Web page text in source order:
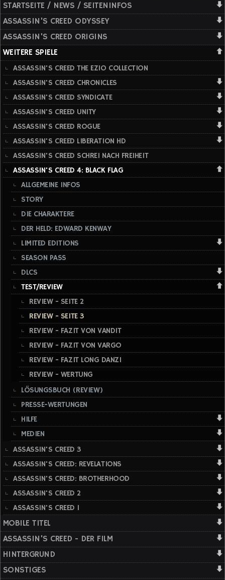
STARTSEITE / NEWS / SEITENINFOS
ASSASSIN'S CREED ODYSSEY
ASSASSIN'S CREED ORIGINS
WEITERE SPIELE
ASSASSIN'S CREED THE EZIO COLLECTION
ASSASSIN'S CREED CHRONICLES
ASSASSIN'S CREED SYNDICATE
ASSASSIN'S CREED UNITY
ASSASSIN'S CREED ROGUE
ASSASSIN'S CREED LIBERATION HD
ASSASSIN'S CREED SCHREI NACH FREIHEIT
ASSASSIN'S CREED 4: BLACK FLAG
ALLGEMEINE INFOS
STORY
DIE CHARAKTERE
DER HELD: EDWARD KENWAY
LIMITED EDITIONS
SEASON PASS
DLCS
TEST/REVIEW
REVIEW - SEITE 2
REVIEW - SEITE 3
REVIEW - FAZIT VON VANDIT
REVIEW - FAZIT VON VARGO
REVIEW - FAZIT LONG DANZI
REVIEW - WERTUNG
LÖSUNGSBUCH (REVIEW)
PRESSE-WERTUNGEN
HILFE
MEDIEN
ASSASSIN'S CREED 3
ASSASSIN'S CREED: REVELATIONS
ASSASSIN'S CREED: BROTHERHOOD
ASSASSIN'S CREED 2
ASSASSIN'S CREED 1
MOBILE TITEL
ASSASSIN'S CREED - DER FILM
HINTERGRUND
SONSTIGES